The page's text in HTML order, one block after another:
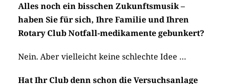
Alles noch ein bisschen Zukunftsmusik –
haben Sie für sich, Ihre Familie und Ihren
Rotary Club Notfall-medikamente gebunkert?
Nein. Aber vielleicht keine schlechte Idee …
Hat Ihr Club denn schon die Versuchsanlage